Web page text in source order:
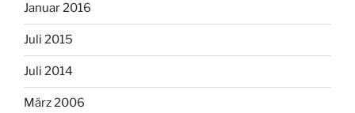
Januar 2016
Juli 2015
Juli 2014
März 2006